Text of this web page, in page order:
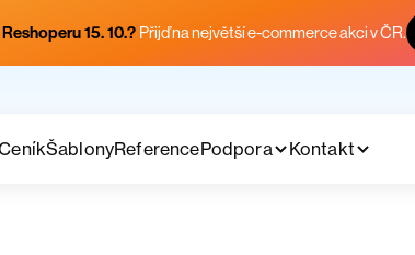
15. 10.? Přijď na největší e-commerce akci v ČR.
ŠablonyReferencePodpora Kontakt